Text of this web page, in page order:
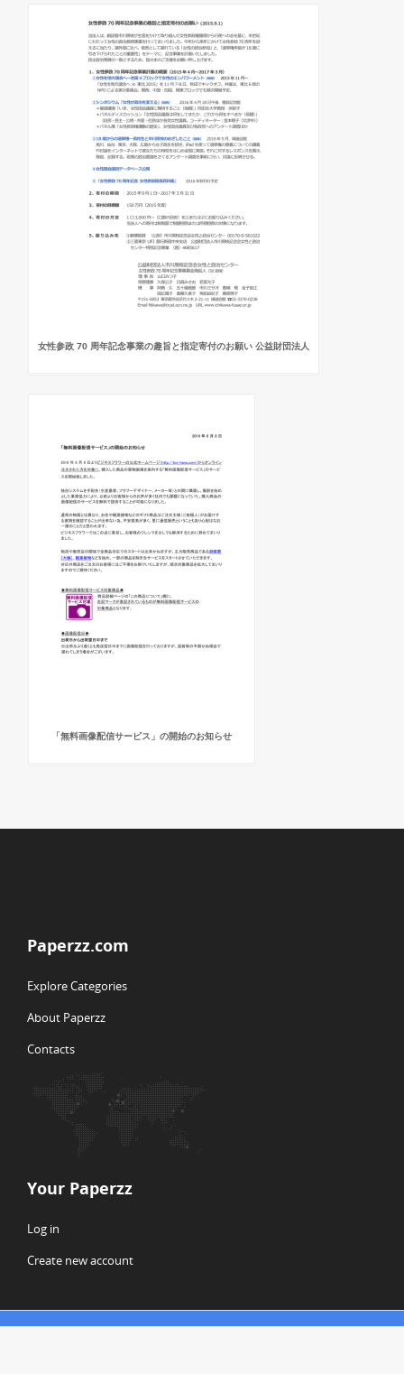
女性参政 70 周年記念事業の趣旨と指定寄付のお願い 公益財団法人
「無料画像配信サービス」の開始のお知らせ
Paperzz.com
Explore Categories
About Paperzz
Contacts
Your Paperzz
Log in
Create new account